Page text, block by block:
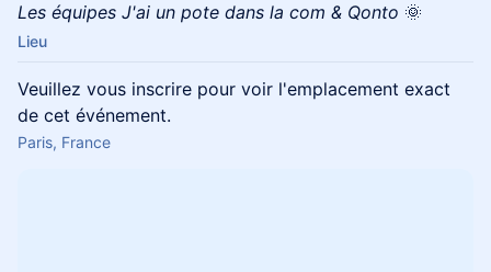
Les équipes J'ai un pote dans la com & Qonto 🌞
Lieu
Veuillez vous inscrire pour voir l'emplacement exact
de cet événement.
Paris, France